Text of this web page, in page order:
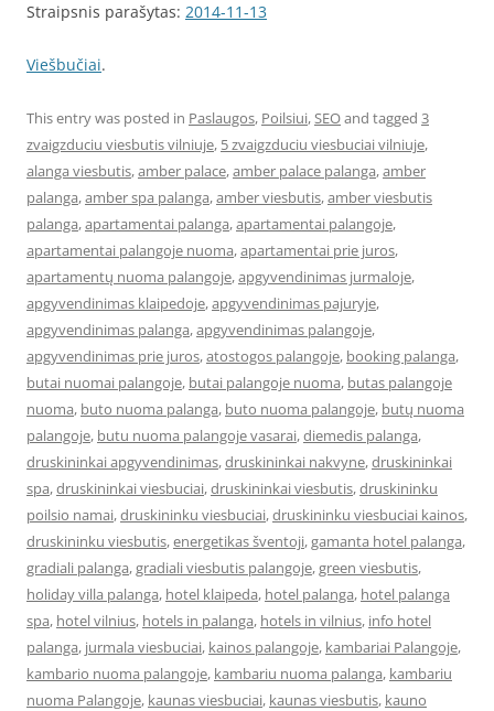
Straipsnis parašytas: 2014-11-13
Viešbučiai.
This entry was posted in Paslaugos, Poilsiui,SEOand tagged 3
zvaigzduciu viesbutis vilniuje, 5 zvaigzduciu viesbuciai vilniuje,
alanga viesbutis,amber palace,amber palace palanga,amber
palanga,amber spa palanga,amber viesbutis,amber viesbutis
palanga,apartamentai palanga,apartamentai palangoje,
apartamentai palangoje nuoma,apartamentai prie juros,
apartamentų nuoma palangoje,apgyvendinimas jurmaloje,
apgyvendinimas klaipedoje,apgyvendinimas pajuryje,
apgyvendinimas palanga,apgyvendinimas palangoje,
apgyvendinimas prie juros,atostogos palangoje, booking palanga,
butai nuomai palangoje, butai palangoje nuoma, butas palangoje
nuoma, buto nuoma palanga, buto nuoma palangoje, butų nuoma
palangoje, butu nuoma palangoje vasarai,diemedis palanga,
druskininkai apgyvendinimas,druskininkai nakvyne,druskininkai
spa,druskininkai viesbuciai,druskininkai viesbutis,druskininku
poilsio namai,druskininku viesbuciai,druskininku viesbuciai kainos,
druskininku viesbutis,energetikas šventoji,gamanta hotel palanga,
gradiali palanga,gradiali viesbutis palangoje,green viesbutis,
holiday villa palanga, hotel klaipeda, hotel palanga, hotel palanga
spa, hotel vilnius, hotels in palanga, hotels in vilnius, info hotel
palanga, jurmala viesbuciai, kainos palangoje, kambariai Palangoje,
kambario nuoma palangoje, kambariu nuoma palanga, kambariu
nuoma Palangoje, kaunas viesbuciai, kaunas viesbutis, kauno